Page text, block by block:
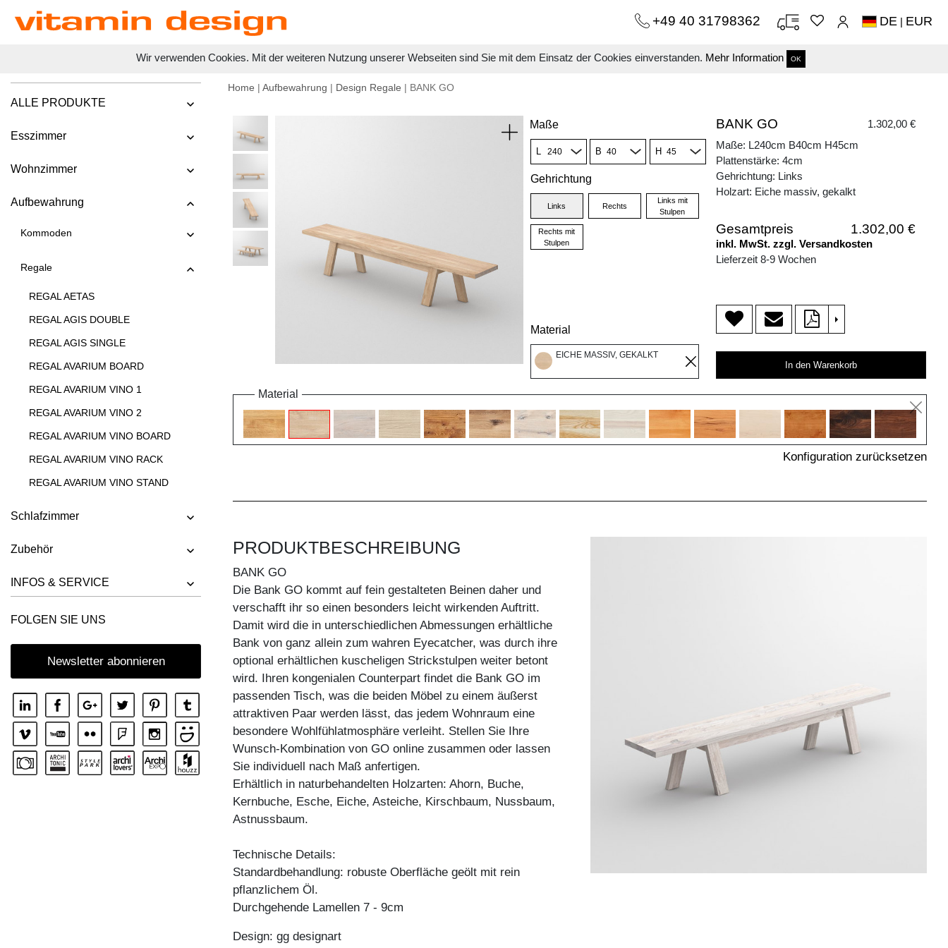
Wir verwenden Cookies. Mit der weiteren Nutzung unserer Webseiten sind Sie mit dem Einsatz der Cookies einverstanden. Mehr Information OK
+49 40 31798362 DE | EUR
ALLE PRODUKTE
Esszimmer
Wohnzimmer
Aufbewahrung
Kommoden
Regale
REGAL AETAS
REGAL AGIS DOUBLE
REGAL AGIS SINGLE
REGAL AVARIUM BOARD
REGAL AVARIUM VINO 1
REGAL AVARIUM VINO 2
REGAL AVARIUM VINO BOARD
REGAL AVARIUM VINO RACK
REGAL AVARIUM VINO STAND
REGAL FACHWERK
REGAL GO
REGAL GO K
REGAL GO RW
REGAL MENA
REGAL MENA E
REGAL MENA G
REGAL MENA TV
REGAL MENA VINO
REGAL PISA
Schlafzimmer
Zubehör
INFOS & SERVICE
FOLGEN SIE UNS
Newsletter abonnieren
Home | Aufbewahrung | Design Regale | BANK GO
Maße
L B H
Gehrichtung
Links Rechts
Links mit
Stulpen
Rechts mit
Stulpen
Material
EICHE MASSIV, GEKALKT
BANK GO
1.302,00 €
Maße: L240cm B40cm H45cm
Plattenstärke: 4cm
Gehrichtung: Links
Holzart: Eiche massiv, gekalkt
Gesamtpreis 1.302,00 €
inkl. MwSt. zzgl. Versandkosten
Lieferzeit 8-9 Wochen
>
In den Warenkorb
Material
Konfiguration zurücksetzen
PRODUKTBESCHREIBUNG
BANK GO
Die Bank GO kommt auf fein gestalteten Beinen daher und
verschafft ihr so einen besonders leicht wirkenden Auftritt.
Damit wird die in unterschiedlichen Abmessungen erhältliche
Bank von ganz allein zum wahren Eyecatcher, was durch ihre
optional erhältlichen kuscheligen Strickstulpen weiter betont
wird. Ihren kongenialen Counterpart findet die Bank GO im
passenden Tisch, was die beiden Möbel zu einem äußerst
attraktiven Paar werden lässt, das jedem Wohnraum eine
besondere Wohlfühlatmosphäre verleiht. Stellen Sie Ihre
Wunsch-Kombination von GO online zusammen oder lassen
Sie individuell nach Maß anfertigen.
Erhältlich in naturbehandelten Holzarten: Ahorn, Buche,
Kernbuche, Esche, Eiche, Asteiche, Kirschbaum, Nussbaum,
Astnussbaum.
Technische Details:
Standardbehandlung: robuste Oberfläche geölt mit rein
pflanzlichem Öl.
Durchgehende Lamellen 7 - 9cm
Design: gg designart